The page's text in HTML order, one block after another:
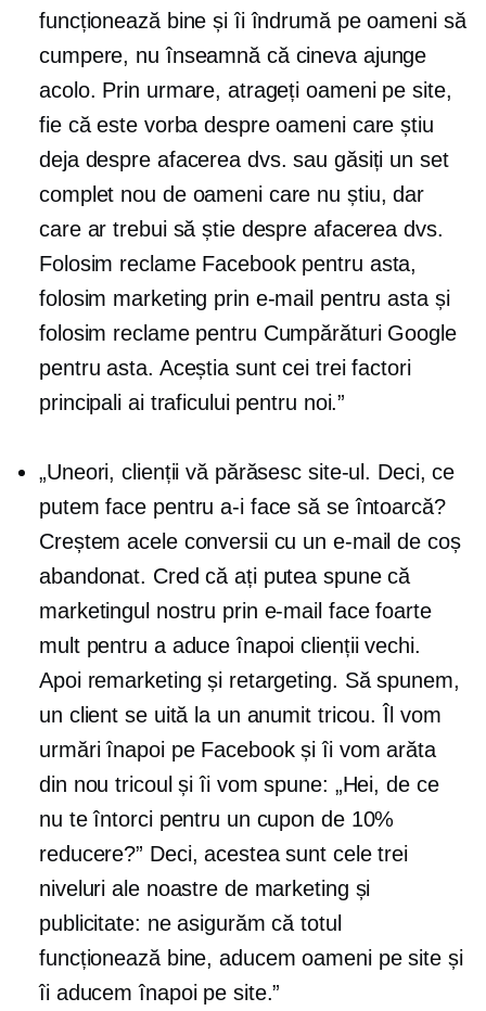
funcționează bine și îi îndrumă pe oameni să
cumpere, nu înseamnă că cineva ajunge
acolo. Prin urmare, atrageți oameni pe site,
fie că este vorba despre oameni care știu
deja despre afacerea dvs. sau găsiți un set
complet nou de oameni care nu știu, dar
care ar trebui să știe despre afacerea dvs.
Folosim reclame Facebook pentru asta,
folosim marketing prin e-mail pentru asta și
folosim reclame pentru Cumpărături Google
pentru asta. Aceștia sunt cei trei factori
principali ai traficului pentru noi.”
„Uneori, clienții vă părăsesc site-ul. Deci, ce
putem face pentru a-i face să se întoarcă?
Creștem acele conversii cu un e-mail de coș
abandonat. Cred că ați putea spune că
marketingul nostru prin e-mail face foarte
mult pentru a aduce înapoi clienții vechi.
Apoi remarketing și retargeting. Să spunem,
un client se uită la un anumit tricou. Îl vom
urmări înapoi pe Facebook și îi vom arăta
din nou tricoul și îi vom spune: „Hei, de ce
nu te întorci pentru un cupon de 10%
reducere?” Deci, acestea sunt cele trei
niveluri ale noastre de marketing și
publicitate: ne asigurăm că totul
funcționează bine, aducem oameni pe site și
îi aducem înapoi pe site.”